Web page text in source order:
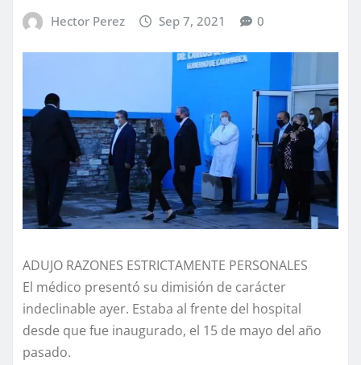
Hector Perez Sep 7, 2021 0
ADUJO RAZONES ESTRICTAMENTE PERSONALES
El médico presentó su dimisión de carácter
indeclinable ayer. Estaba al frente del hospital
desde que fue inaugurado, el 15 de mayo del año
pasado.